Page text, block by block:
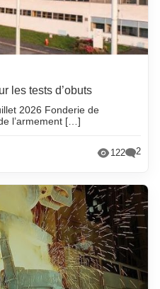
les tests d’obuts
2026 Fonderie de
l’armement […]
122 2